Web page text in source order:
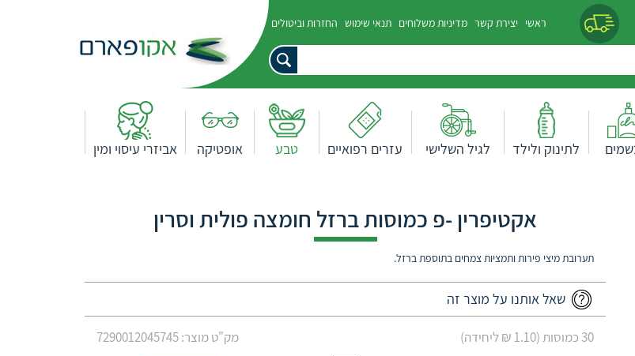
ראשי יצירת קשר מדיניות משלוחים תנאי שימוש החזרות וביטולים
לתינוק ולילד לגיל השלישי עזרים רפואיים טבע אופטיקה אביזרי עיסוי ומין
אקטיפרין -פ כמוסות ברזל חומצה פולית וסרין
תערובת מיצי פירות ותמציות צמחים בתוספת ברזל.
שאל אותנו על מוצר זה
30 כמוסות (1.10 ₪ ליחידה) מק"ט מוצר: 7290012045745